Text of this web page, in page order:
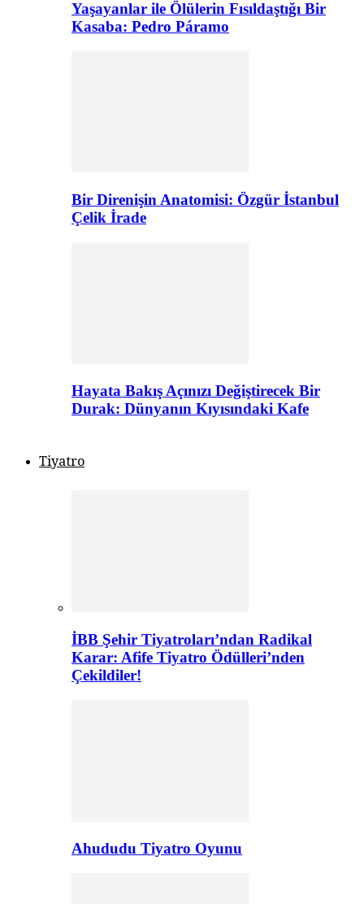
Yaşayanlar ile Ölülerin Fısıldaştığı Bir
Kasaba: Pedro Páramo
Bir Direnişin Anatomisi: Özgür İstanbul
Çelik İrade
Hayata Bakış Açınızı Değiştirecek Bir
Durak: Dünyanın Kıyısındaki Kafe
Tiyatro
İBB Şehir Tiyatroları’ndan Radikal
Karar: Afife Tiyatro Ödülleri’nden
Çekildiler!
Ahududu Tiyatro Oyunu